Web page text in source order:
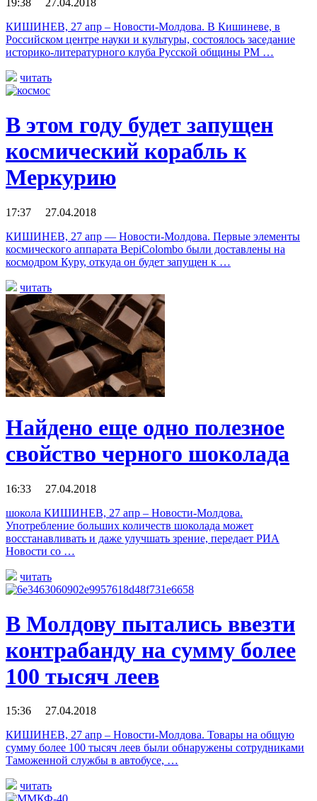
КИШИНЕВ, 27 апр – Новости-Молдова. В Кишиневе, в
Российском центре науки и культуры, состоялось заседание
историко-литературного клуба Русской общины РМ …
читать
В этом году будет запущен
космический корабль к
Меркурию
17:37 27.04.2018
КИШИНЕВ, 27 апр — Новости-Молдова. Первые элементы
космического аппарата BepiColombo были доставлены на
космодром Куру, откуда он будет запущен к …
читать
Найдено еще одно полезное
свойство черного шоколада
16:33 27.04.2018
шокола КИШИНЕВ, 27 апр – Новости-Молдова.
Употребление больших количеств шоколада может
восстанавливать и даже улучшать зрение, передает РИА
Новости со …
читать
В Молдову пытались ввезти
контрабанду на сумму более
100 тысяч леев
15:36 27.04.2018
КИШИНЕВ, 27 апр – Новости-Молдова. Товары на общую
сумму более 100 тысяч леев были обнаружены сотрудниками
Таможенной службы в автобусе, …
читать